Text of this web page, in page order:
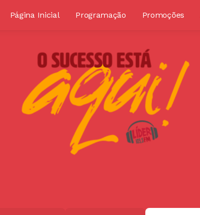
Página Inicial Programação Promoções